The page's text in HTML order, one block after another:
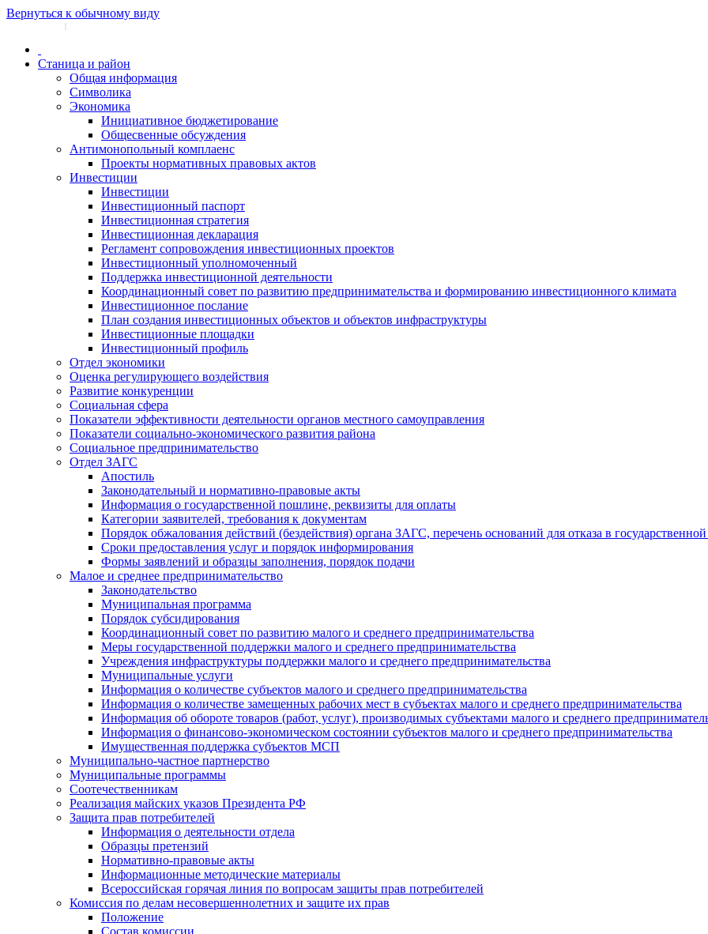
Вернуться к обычному виду
|
Станица и район
Общая информация
Символика
Экономика
Инициативное бюджетирование
Общесвенные обсуждения
Антимонопольный комплаенс
Проекты нормативных правовых актов
Инвестиции
Инвестиции
Инвестиционный паспорт
Инвестиционная стратегия
Инвестиционная декларация
Регламент сопровождения инвестиционных проектов
Инвестиционный уполномоченный
Поддержка инвестиционной деятельности
Координационный совет по развитию предпринимательства и формированию инвестиционного климата
Инвестиционное послание
План создания инвестиционных объектов и объектов инфраструктуры
Инвестиционные площадки
Инвестиционный профиль
Отдел экономики
Оценка регулирующего воздействия
Развитие конкуренции
Социальная сфера
Показатели эффективности деятельности органов местного самоуправления
Показатели социально-экономического развития района
Социальное предпринимательство
Отдел ЗАГС
Апостиль
Законодательный и нормативно-правовые акты
Информация о государственной пошлине, реквизиты для оплаты
Категории заявителей, требования к документам
Порядок обжалования действий (бездействия) органа ЗАГС, перечень оснований для отказа в
Сроки предоставления услуг и порядок информирования
Формы заявлений и образцы заполнения, порядок подачи
Малое и среднее предпринимательство
Законодательство
Муниципальная программа
Порядок субсидирования
Координационный совет по развитию малого и среднего предпринимательства
Меры государственной поддержки малого и среднего предпринимательства
Учреждения инфраструктуры поддержки малого и среднего предпринимательства
Муниципальные услуги
Информация о количестве субъектов малого и среднего предпринимательства
Информация о количестве замещенных рабочих мест в субъектах малого и среднего предпринимательства
Информация об обороте товаров (работ, услуг), производимых субъектами малого и среднего
Информация о финансово-экономическом состоянии субъектов малого и среднего предпринимательства
Имущественная поддержка субъектов МСП
Муниципально-частное партнерство
Муниципальные программы
Соотечественникам
Реализация майских указов Президента РФ
Защита прав потребителей
Информация о деятельности отдела
Образцы претензий
Нормативно-правовые акты
Информационные методические материалы
Всероссийская горячая линия по вопросам защиты прав потребителей
Комиссия по делам несовершеннолетних и защите их прав
Положение
Состав комиссии